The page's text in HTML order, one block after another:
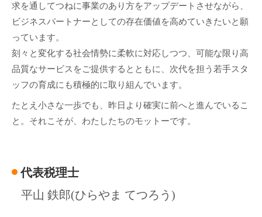
求を通してつねに事業のあり方をアップデートさせながら、
ビジネスパートナーとしての存在価値を高めていきたいと願
っています。
刻々と変化する社会情勢に柔軟に対応しつつ、可能な限り高
品質なサービスをご提供するとともに、次代を担う若手スタ
ッフの育成にも積極的に取り組んでいます。
たとえ小さな一歩でも、昨日より確実に前へと進んでいるこ
と。それこそが、わたしたちのモットーです。
代表税理士
平山 鉄郎(ひらやま てつろう)